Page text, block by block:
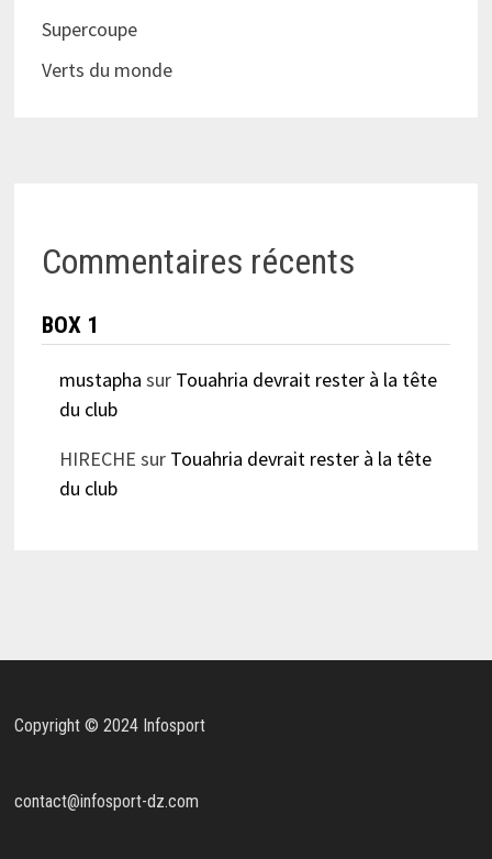
Supercoupe
Verts du monde
Commentaires récents
BOX 1
mustapha sur Touahria devrait rester à la tête
du club
HIRECHE sur Touahria devrait rester à la tête
du club
Copyright © 2024 Infosport
contact@infosport-dz.com